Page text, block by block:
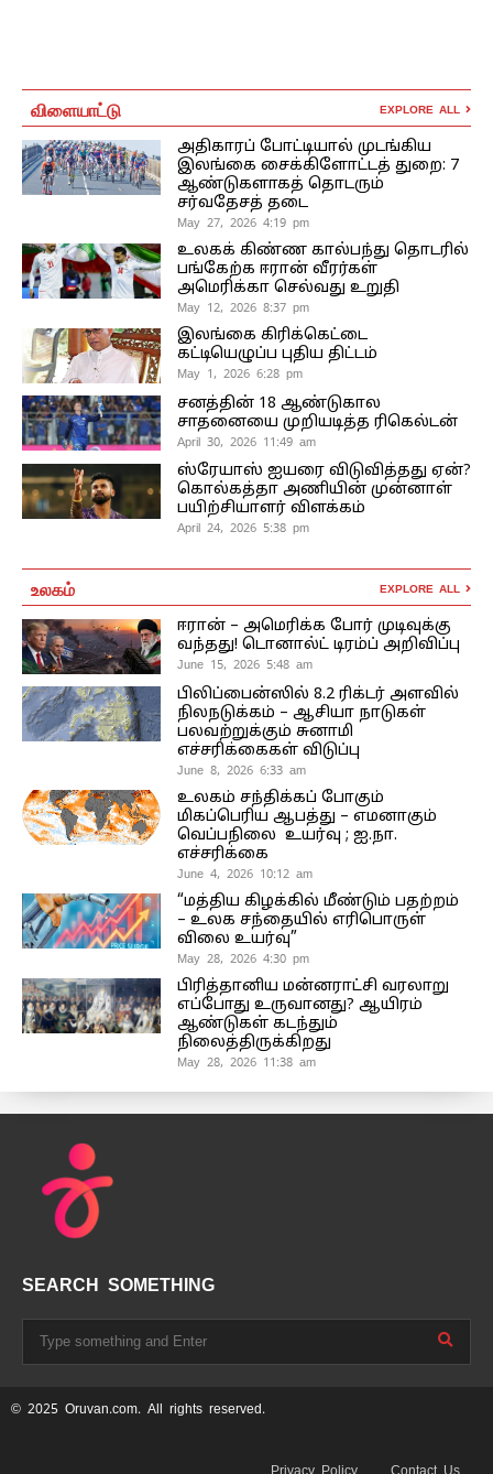
விளையாட்டு EXPLORE ALL
அதிகாரப் போட்டியால் முடங்கிய
இலங்கை சைக்கிளோட்டத் துறை: 7
ஆண்டுகளாகத் தொடரும்
சர்வதேசத் தடை
May 27, 2026 4:19 pm
உலகக் கிண்ண கால்பந்து தொடரில்
பங்கேற்க ஈரான் வீரர்கள்
அமெரிக்கா செல்வது உறுதி
May 12, 2026 8:37 pm
இலங்கை கிரிக்கெட்டை
கட்டியெழுப்ப புதிய திட்டம்
May 1, 2026 6:28 pm
சனத்தின் 18 ஆண்டுகால
சாதனையை முறியடித்த ரிகெல்டன்
April 30, 2026 11:49 am
ஸ்ரேயாஸ் ஐயரை விடுவித்தது ஏன்?
கொல்கத்தா அணியின் முன்னாள்
பயிற்சியாளர் விளக்கம்
April 24, 2026 5:38 pm
உலகம் EXPLORE ALL
ஈரான் – அமெரிக்க போர் முடிவுக்கு
வந்தது! டொனால்ட் டிரம்ப் அறிவிப்பு
June 15, 2026 5:48 am
பிலிப்பைன்ஸில் 8.2 ரிக்டர் அளவில்
நிலநடுக்கம் – ஆசியா நாடுகள்
பலவற்றுக்கும் சுனாமி
எச்சரிக்கைகள் விடுப்பு
June 8, 2026 6:33 am
உலகம் சந்திக்கப் போகும்
மிகப்பெரிய ஆபத்து – எமனாகும்
வெப்பநிலை உயர்வு ; ஐ.நா.
எச்சரிக்கை
June 4, 2026 10:12 am
“மத்திய கிழக்கில் மீண்டும் பதற்றம்
– உலக சந்தையில் எரிபொருள்
விலை உயர்வு”
May 28, 2026 4:30 pm
பிரித்தானிய மன்னராட்சி வரலாறு
எப்போது உருவானது? ஆயிரம்
ஆண்டுகள் கடந்தும்
நிலைத்திருக்கிறது
May 28, 2026 11:38 am
SEARCH SOMETHING
© 2025 Oruvan.com. All rights reserved.
Privacy Policy Contact Us